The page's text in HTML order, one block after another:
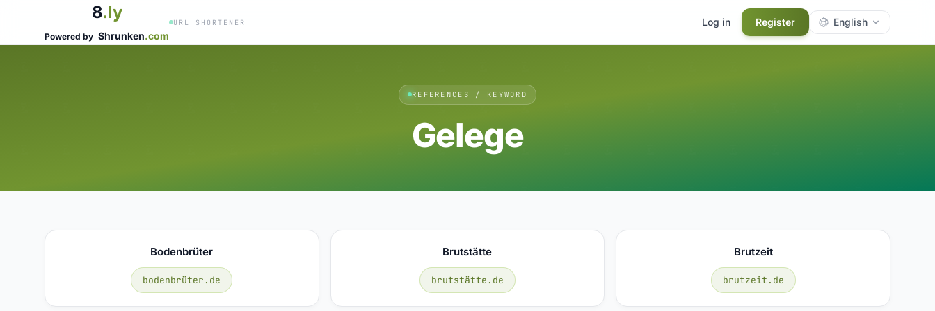
8.ly
Powered by Shrunken.com
URL SHORTENER Log in Register English
REFERENCES / KEYWORD
Gelege
Bodenbrüter
bodenbrüter.de
Brutstätte
brutstätte.de
Brutzeit
brutzeit.de